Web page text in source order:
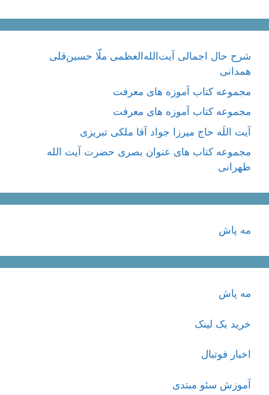
شرح حال اجمالی آیت‌الله‌العظمی ملّا حسین‌قلی
همدانی
مجموعه کتاب آموزه های معرفت
مجموعه کتاب آموزه های معرفت
آیت اللَه حاج میرزا جواد آقا ملکی تبریزی
مجموعه کتاب های عنوان بصری حضرت آیت الله
طهرانی
مه پاش
مه پاش
خرید بک لینک
اخبار فوتبال
آموزش سئو مبتدی